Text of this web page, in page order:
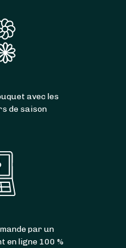
avec les
de saison
par un
en ligne 100 %